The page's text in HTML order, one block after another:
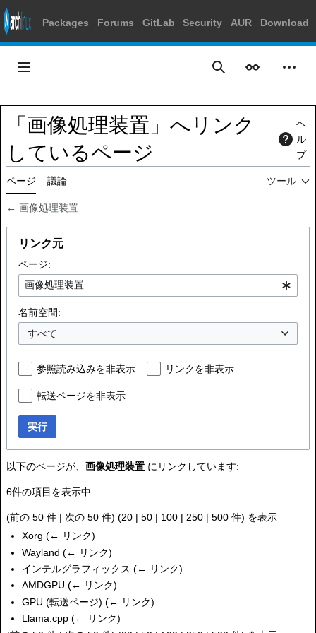
Packages Forums GitLab Security AUR Download
ッ
プ
メインメニュー 検索 表示 個人
「画像処理装置」へリンク
しているページ
ヘ
ル
プ
ページ 議論 ツール
← 画像処理装置
リンク元
ページ:
名前空間:
すべて
参照読み込みを非表示 リンクを非表示
転送ページを非表示
実行
以下のページが、 画像処理装置 にリンクしています:
6件の項目を表示中
(前の 50 件 | 次の 50 件) (20 | 50 | 100 | 250 | 500 件) を表示
Xorg (← リンク)
Wayland (← リンク)
インテルグラフィックス (← リンク)
AMDGPU (← リンク)
GPU (転送ページ)(← リンク)
Llama.cpp (← リンク)